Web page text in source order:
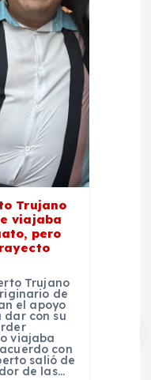
Trujano
viajaba
pero
Trujano
de
el apoyo
con su
viajaba
con
salió de
de las…